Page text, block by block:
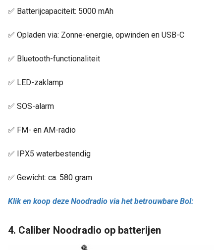
✅ Batterijcapaciteit: 5000 mAh
✅ Opladen via: Zonne-energie, opwinden en USB-C
✅ Bluetooth-functionaliteit
✅ LED-zaklamp
✅ SOS-alarm
✅ FM- en AM-radio
✅ IPX5 waterbestendig
✅ Gewicht: ca. 580 gram
Klik en koop deze Noodradio via het betrouwbare Bol:
4. Caliber Noodradio op batterijen